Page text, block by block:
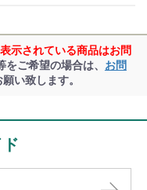
示されている商品はお問
をご希望の場合は、 お問
い致します。